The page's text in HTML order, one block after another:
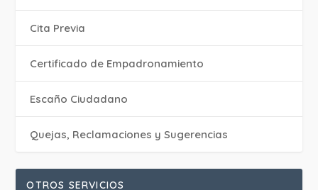
Cita Previa
Certificado de Empadronamiento
Escaño Ciudadano
Quejas, Reclamaciones y Sugerencias
OTROS SERVICIOS